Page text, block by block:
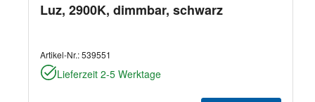
Luz, 2900K, dimmbar, schwarz
Artikel-Nr.:539551
Lieferzeit 2-5 Werktage